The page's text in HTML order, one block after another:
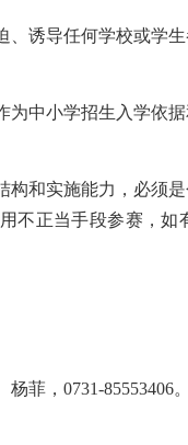
、诱导任何学校或学
为中小学招生入学依
构和实施能力，必须
不正当手段参赛，
菲，0731-85553406。